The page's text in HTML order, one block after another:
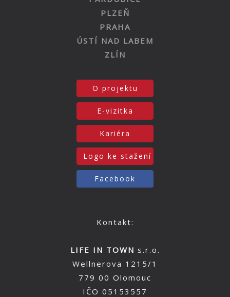
PLZEŇ
PRAHA
ÚSTÍ NAD LABEM
ZLÍN
O projektu
E-vizitka
Kariéra
Logo ke stažení
Facebook
Kontakt:
LIFE IN TOWN s.r.o.
Wellnerova 1215/1
779 00 Olomouc
IČO 05153557